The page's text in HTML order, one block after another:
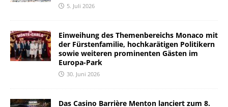
5. Juli 2026
Einweihung des Themenbereichs Monaco mit
der Fürstenfamilie, hochkarätigen Politikern
sowie weiteren prominenten Gästen im
Europa-Park
30. Juni 2026
Das Casino Barrière Menton lanciert zum 8.